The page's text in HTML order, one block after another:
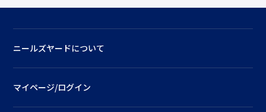
ニールズヤードについて
マイページ/ログイン